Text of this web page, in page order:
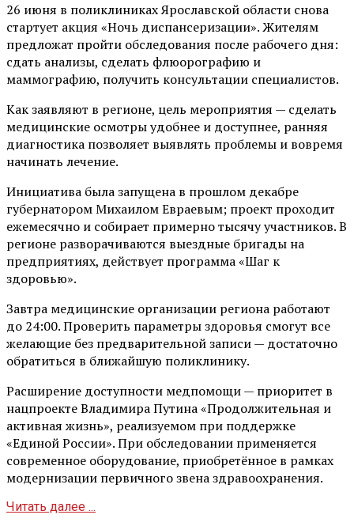
26 июня в поликлиниках Ярославской области снова
стартует акция «Ночь диспансеризации». Жителям
предложат пройти обследования после рабочего дня:
сдать анализы, сделать флюорографию и
маммографию, получить консультации специалистов.
Как заявляют в регионе, цель мероприятия — сделать
медицинские осмотры удобнее и доступнее, ранняя
диагностика позволяет выявлять проблемы и вовремя
начинать лечение.
Инициатива была запущена в прошлом декабре
губернатором Михаилом Евраевым; проект проходит
ежемесячно и собирает примерно тысячу участников. В
регионе разворачиваются выездные бригады на
предприятиях, действует программа «Шаг к
здоровью».
Завтра медицинские организации региона работают
до 24:00. Проверить параметры здоровья смогут все
желающие без предварительной записи — достаточно
обратиться в ближайшую поликлинику.
Расширение доступности медпомощи — приоритет в
нацпроекте Владимира Путина «Продолжительная и
активная жизнь», реализуемом при поддержке
«Единой России». При обследовании применяется
современное оборудование, приобретённое в рамках
модернизации первичного звена здравоохранения.
Читать далее ...